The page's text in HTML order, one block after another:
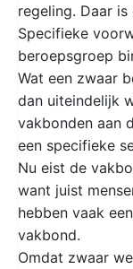
regeling. Daar
Specifieke
beroepsgroep
Wat een zwaar
dan uiteindelijk
vakbonden aan
een specifieke
Nu eist de
want juist
hebben vaak
vakbond.
Omdat zwaar